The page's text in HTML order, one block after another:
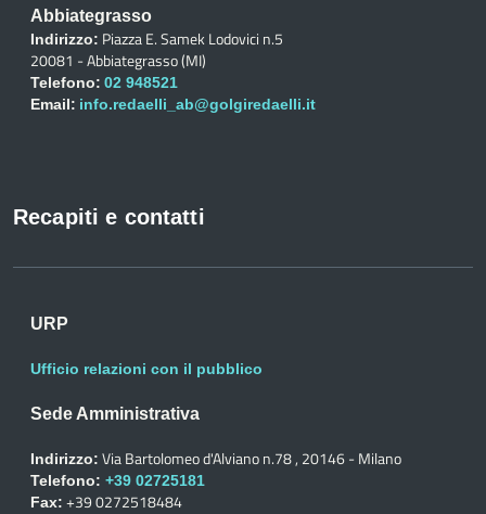
Abbiategrasso
Indirizzo: Piazza E. Samek Lodovici n.5
20081 - Abbiategrasso (MI)
Telefono: 02 948521
Email: info.redaelli_ab@golgiredaelli.it
Recapiti e contatti
URP
Ufficio relazioni con il pubblico
Sede Amministrativa
Indirizzo: Via Bartolomeo d'Alviano n.78 , 20146 - Milano
Telefono: +39 02725181
Fax: +39 0272518484